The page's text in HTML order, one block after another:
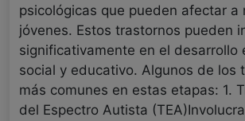
psicológicas que pueden afectar a
jóvenes. Estos trastornos pueden
significativamente en el desarrollo
social y educativo. Algunos de los
más comunes en estas etapas: 1.
del Espectro Autista